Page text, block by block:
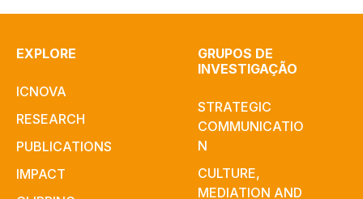
EXPLORE
ICNOVA
RESEARCH
PUBLICATIONS
IMPACT
GRUPOS DE
INVESTIGAÇÃO
STRATEGIC
COMMUNICATIO
N
CULTURE,
MEDIATION AND